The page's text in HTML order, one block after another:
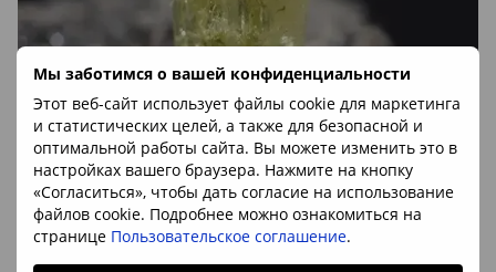
Мы заботимся о вашей конфиденциальности
Этот веб-сайт использует файлы cookie для маркетинга
и статистических целей, а также для безопасной и
оптимальной работы сайта. Вы можете изменить это в
настройках вашего браузера. Нажмите на кнопку
«Согласиться», чтобы дать согласие на использование
файлов cookie. Подробнее можно ознакомиться на
странице Пользовательское соглашение.
Артикул: БРА-361800
Бразилианит, кристалл 29*10*7мм, 3.6г, Бразилия
3 938 грн